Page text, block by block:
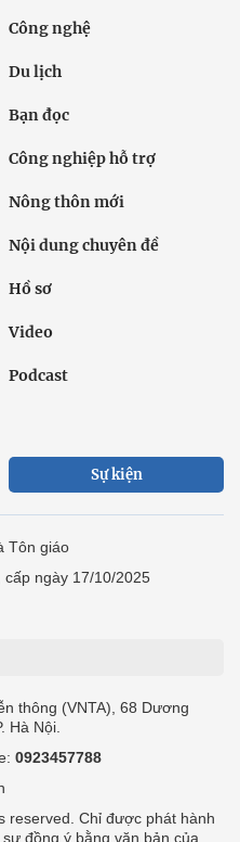
Công nghệ
Du lịch
Bạn đọc
Công nghiệp hỗ trợ
Nông thôn mới
Nội dung chuyên đề
Hồ sơ
Video
Podcast
Sự kiện
Tôn giáo
cấp ngày 17/10/2025
thông (VNTA), 68 Dương
Hà Nội.
0923457788
reserved. Chỉ được phát hành
đồng ý bằng văn bản của